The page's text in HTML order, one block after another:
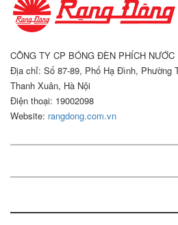
CÔNG TY CP BÓNG ĐÈN PHÍCH
Địa chỉ: Số 87-89, Phố Hạ Đình, Phường
Thanh Xuân, Hà Nội
Điện thoại: 19002098
Website: rangdong.com.vn